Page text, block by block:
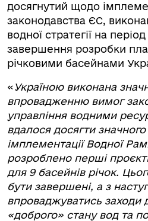
досягнутий щодо
законодавства ЄС,
водної стратегії на
завершення розробки
річковими басейнами
« Україною виконана
впровадженню вимог
управління водними
вдалося досягти
імплементації Водної
розроблено перші
для 9 басейнів річок.
бути завершені, а з
впроваджуватись заходи
«доброго» стану вод та